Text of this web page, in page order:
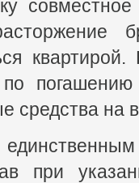
средства на
при